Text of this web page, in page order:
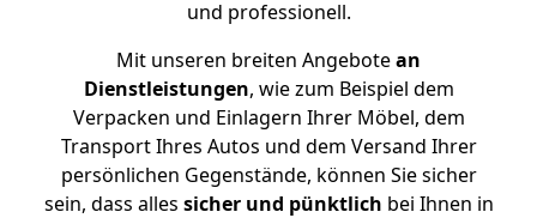
und professionell.
Mit unseren breiten Angebotean
Dienstleistungen, wie zum Beispiel dem
Verpacken und Einlagern Ihrer Möbel, dem
Transport Ihres Autos und dem Versand Ihrer
persönlichen Gegenstände, können Sie sicher
sein, dass alles sicher und pünktlich bei Ihnen in